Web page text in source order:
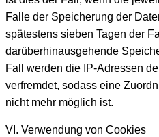
Falle der Speicherung der
spätestens sieben Tagen der
darüberhinausgehende
Fall werden die IP-Adressen
verfremdet, sodass eine
nicht mehr möglich ist.
VI. Verwendung von Cookies